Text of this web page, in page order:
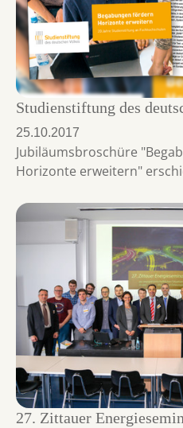
Studienstiftung des
25.10.2017
Jubiläumsbroschüre
Horizonte erweitern"
27. Zittauer